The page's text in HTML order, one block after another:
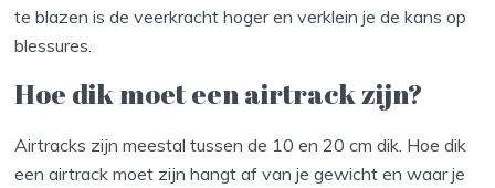
te blazen is de veerkracht hoger en verklein je de kans op
blessures.
Hoe dik moet een airtrack zijn?
Airtracks zijn meestal tussen de 10 en 20 cm dik. Hoe dik
een airtrack moet zijn hangt af van je gewicht en waar je